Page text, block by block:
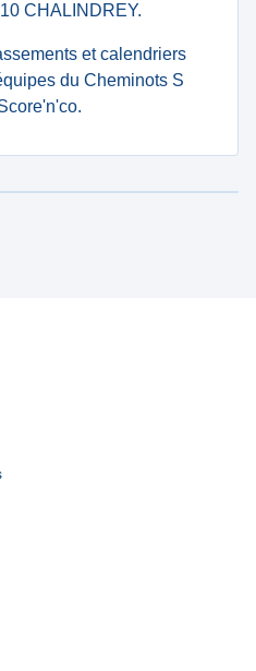
CHALINDREY.
et calendriers
du Cheminots S